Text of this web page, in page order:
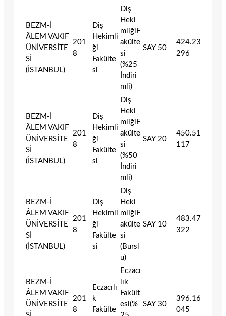
BEZM-İ
ÂLEM VAKIF
ÜNİVERSİTE
Sİ
(İSTANBUL)
201
8
Diş
Hekimli
ği
Fakülte
si
Diş
Heki
mliğiF
akülte
si
(%25
İndiri
mli)
SAY 50
424.23
296
BEZM-İ
ÂLEM VAKIF
ÜNİVERSİTE
Sİ
(İSTANBUL)
201
8
Diş
Hekimli
ği
Fakülte
si
Diş
Heki
mliğiF
akülte
si
(%50
İndiri
mli)
SAY 20
450.51
117
BEZM-İ
ÂLEM VAKIF
ÜNİVERSİTE
Sİ
(İSTANBUL)
201
8
Diş
Hekimli
ği
Fakülte
si
Diş
Heki
mliğiF
akülte
si
(Bursl
u)
SAY 10
483.47
322
BEZM-İ
ÂLEM VAKIF
ÜNİVERSİTE
201
8
Eczacılı
k
Fakülte
Eczacı
lık
Fakült
esi(%
SAY 30
396.16
045